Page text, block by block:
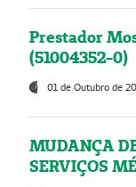
Prestador
(51004352-0)
01 de Outubro de
MUDANÇA
SERVIÇOS